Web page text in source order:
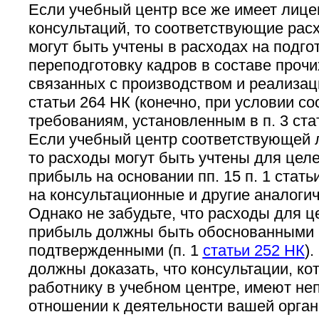
Если учебный центр все же имеет
консультаций, то соответствующие
могут быть учтены в расходах на
переподготовку кадров в составе
связанных с производством и
статьи 264 НК (конечно, при условии
требованиям, установленным в п. 3
Если учебный центр соответствующей
то расходы могут быть учтены для
прибыль на основании пп. 15 п. 1
на консультационные и другие
Однако не забудьте, что расходы для
прибыль должны быть обоснованными
подтвержденными (п. 1 статьи 252 НК).
должны доказать, что консультации,
работнику в учебном центре, имеют
отношении к деятельности вашей